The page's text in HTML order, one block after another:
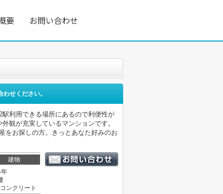
要 お問い合わせ
せください。
利用できる場所にあるので利便性が
観が充実しているマンションです。
をお探しの方。きっとあなた好みのお
建物
ンクリート